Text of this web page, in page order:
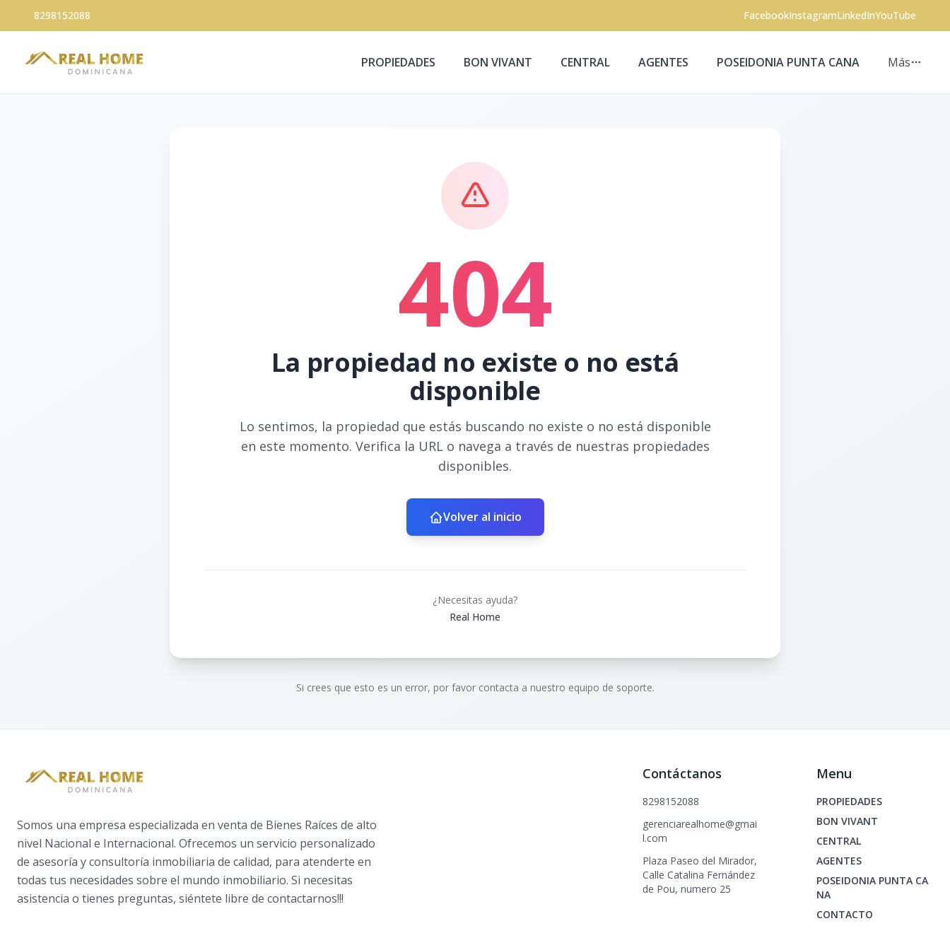
8298152088 FacebookInstagramLinkedInYouTube
PROPIEDADES BON VIVANT CENTRAL AGENTES POSEIDONIA PUNTA CANA Más
404
La propiedad no existe o no está
disponible
Lo sentimos, la propiedad que estás buscando no existe o no está disponible
en este momento. Verifica la URL o navega a través de nuestras propiedades
disponibles.
Volver al inicio
¿Necesitas ayuda?
Real Home
Si crees que esto es un error, por favor contacta a nuestro equipo de soporte.
Somos una empresa especializada en venta de Bienes Raíces de alto
nivel Nacional e Internacional. Ofrecemos un servicio personalizado
de asesoría y consultoría inmobiliaria de calidad, para atenderte en
todas tus necesidades sobre el mundo inmobiliario. Si necesitas
asistencia o tienes preguntas, siéntete libre de contactarnos!!!
Contáctanos
8298152088
gerenciarealhome@gmai
l.com
Plaza Paseo del Mirador,
Calle Catalina Fernández
de Pou, numero 25
Menu
PROPIEDADES
BON VIVANT
CENTRAL
AGENTES
POSEIDONIA PUNTA CA
NA
CONTACTO